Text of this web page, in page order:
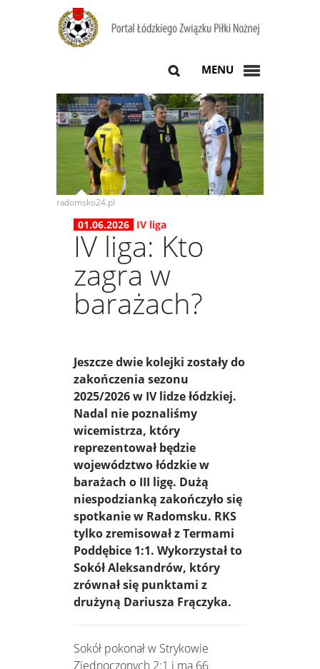
MENU
fot. RKS Radomsko - Termy Poddębice, zdjęcie:
radomsko24.pl
01.06.2026 IV liga
IV liga: Kto
zagra w
barażach?
Jeszcze dwie kolejki zostały do
zakończenia sezonu
2025/2026 w IV lidze łódzkiej.
Nadal nie poznaliśmy
wicemistrza, który
reprezentował będzie
województwo łódzkie w
barażach o III ligę. Dużą
niespodzianką zakończyło się
spotkanie w Radomsku. RKS
tylko zremisował z Termami
Poddębice 1:1. Wykorzystał to
Sokół Aleksandrów, który
zrównał się punktami z
drużyną Dariusza Frączyka.
Sokół pokonał w Strykowie
Zjednoczonych 2:1 i ma 66